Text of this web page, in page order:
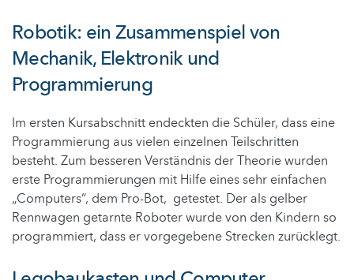
Robotik: ein Zusammenspiel von
Mechanik, Elektronik und
Programmierung
Im ersten Kursabschnitt endeckten die Schüler, dass eine
Programmierung aus vielen einzelnen Teilschritten
besteht. Zum besseren Verständnis der Theorie wurden
erste Programmierungen mit Hilfe eines sehr einfachen
„Computers“, dem Pro-Bot, getestet. Der als gelber
Rennwagen getarnte Roboter wurde von den Kindern so
programmiert, dass er vorgegebene Strecken zurücklegt.